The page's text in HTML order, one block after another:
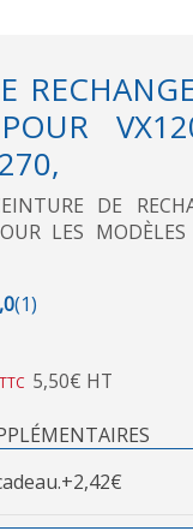
DE
LES
(1)
TTC 5,50€ HT
+2,42€